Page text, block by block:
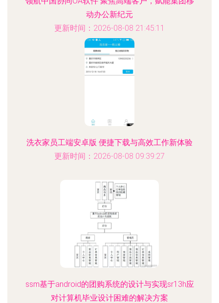
动办公新纪元
更新时间：2026-08-08 21:45:11
洗衣家员工端安卓版 便捷下载与高效工作新体验
更新时间：2026-08-08 09:39:27
ssm基于android的团购系统的设计与实现sr13h应
对计算机毕业设计困难的解决方案